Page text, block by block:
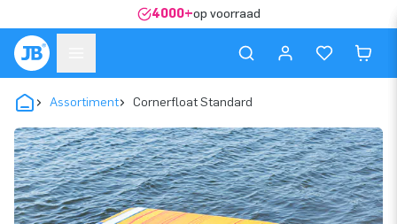
4000+op voorraad
Assortiment Cornerfloat Standard